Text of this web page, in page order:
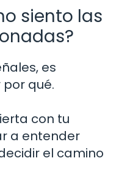
siento las
es
qué.
con tu
a entender
el camino